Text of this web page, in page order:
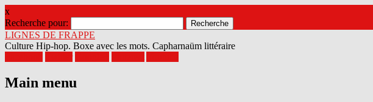
x
Recherche pour:
LIGNES DE FRAPPE
Culture Hip-hop. Boxe avec les mots. Capharnaüm littéraire
Main menu